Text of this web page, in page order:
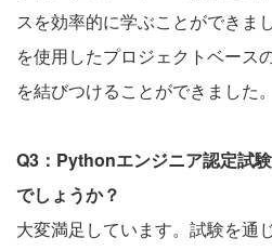
スを効率的に学ぶことができま
を使用したプロジェクトベース
を結びつけることができました。
Q3：Pythonエンジニア認定試
でしょうか？
大変満足しています。試験を通